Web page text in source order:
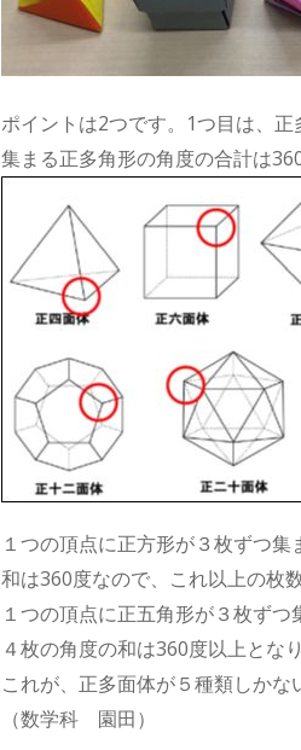
ポイントは2つです。1つ目は、
集まる正多角形の角度の合計は
１つの頂点に正方形が３枚ずつ
和は360度なので、これ以上の枚
１つの頂点に正五角形が３枚ず
４枚の角度の和は360度以上とな
これが、正多面体が５種類しかな
（数学科 園田）